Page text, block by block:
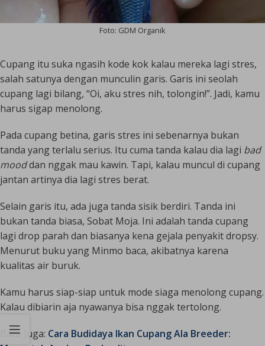
Foto: GDM Organik
Cupang itu suka ngasih kode kok kalau mereka lagi stres,
salah satunya dengan munculin garis. Garis ini seolah
cupang lagi bilang, “Oi, aku stres nih, tolongin!”. Jadi, kamu
harus sigap menolong.
Pada cupang betina, garis stres ini sebenarnya bukan
tanda yang terlalu serius. Itu cuma tanda kalau dia lagi bad
mooddan nggak mau kawin. Tapi, kalau muncul di cupang
jantan artinya dia lagi stres berat.
Selain garis itu, ada juga tanda sisik berdiri. Tanda ini
bukan tanda biasa, Sobat Moja. Ini adalah tanda cupang
lagi drop parah dan biasanya kena gejala penyakit dropsy.
Menurut buku yang Minmo baca, akibatnya karena
kualitas air buruk.
Kamu harus siap-siap untuk mode siaga menolong cupang.
Kalau dibiarin aja nyawanya bisa nggak tertolong.
Baca Juga: Cara Budidaya Ikan Cupang Ala Breeder: